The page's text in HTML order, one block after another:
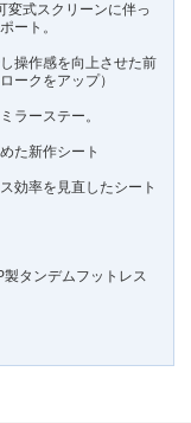
変式スクリーンに伴っ
ート。
操作感を向上させた前
ークをアップ）
ラーステー。
た新作シート
効率を見直したシート
タンデムフットレス